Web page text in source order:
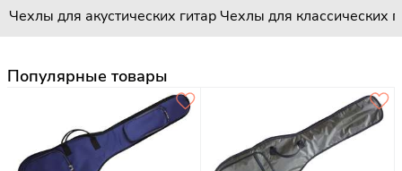
Чехлы для акустических гитар Чехлы для классических
Популярные товары